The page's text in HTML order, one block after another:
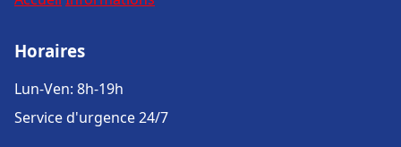
Horaires
Lun-Ven: 8h-19h
Service d'urgence 24/7